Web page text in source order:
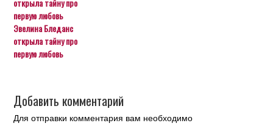
Эвелина Бледанс
открыла тайну про
первую любовь
Добавить комментарий
Для отправки комментария вам необходимо